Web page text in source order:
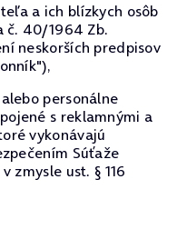
a ich blízkych osôb
č. 40/1964 Zb.
neskorších predpisov
personálne
s reklamnými a
vykonávajú
Súťaže
zmysle ust. § 116